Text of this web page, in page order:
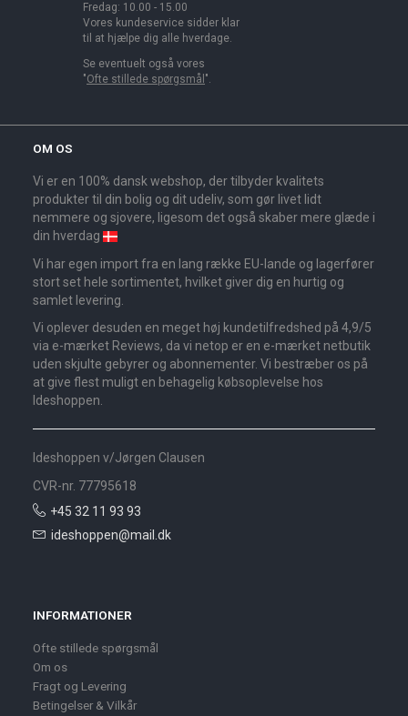
Fredag: 10.00 - 15.00
Vores kundeservice sidder klar
til at hjælpe dig alle hverdage.
Se eventuelt også vores
"Ofte stillede spørgsmål ".
OM OS
Vi er en 100% dansk webshop, der tilbyder kvalitets
produkter til din bolig og dit udeliv, som gør livet lidt
nemmere og sjovere, ligesom det også skaber mere glæde i
din hverdag
Vi har egen import fra en lang række EU-lande og lagerfører
stort set hele sortimentet, hvilket giver dig en hurtig og
samlet levering.
Vi oplever desuden en meget høj kundetilfredshed på 4,9/5
via e-mærket Reviews, da vi netop er en e-mærket netbutik
uden skjulte gebyrer og abonnementer. Vi bestræber os på
at give flest muligt en behagelig købsoplevelse hos
Ideshoppen.
Ideshoppen v/Jørgen Clausen
CVR-nr. 77795618
+45 32 11 93 93
ideshoppen@mail.dk
INFORMATIONER
Ofte stillede spørgsmål
Om os
Fragt og Levering
Betingelser & Vilkår